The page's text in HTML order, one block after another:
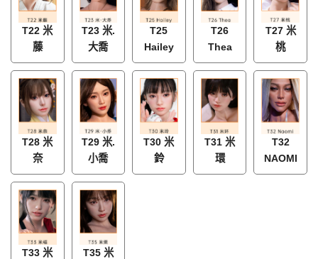
T22 米
藤
T23 米.
大喬
T25
Hailey
T26
Thea
T27 米
桃
T28 米
奈
T29 米.
小喬
T30 米
鈴
T31 米
環
T32
NAOMI
T33 米
T35 米